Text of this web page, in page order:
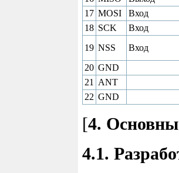
17 MOSI
Вход
18 SCK
Вход
19 NSS
Вход
20 GND
21
ANT
22 GND
[4.
4.1.